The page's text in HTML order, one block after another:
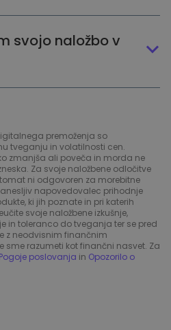
svojo naložbo v
premoženja so
tveganju in volatilnosti cen.
zmanjša ali poveča in morda ne
Za svoje naložbene odločitve
ni odgovoren za morebitne
napovedovalec prihodnje
ki jih poznate in pri katerih
svoje naložbene izkušnje,
in toleranco do tveganja ter se pred
z neodvisnim finančnim
sme razumeti kot finančni nasvet. Za
Pogoje poslovanja in Opozorilo o